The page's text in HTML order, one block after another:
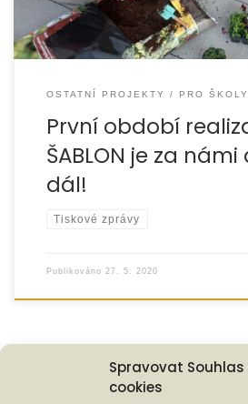
Spravovat Souhlas
cookies
OSTATNÍ PROJEKTY PRO ŠKOLY
První období
ŠABLON je za
dál!
Tiskové zprávy
Publikováno 27. 5. 2020